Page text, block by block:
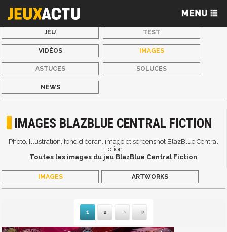
JEU TEST
VIDÉOS IMAGES
ASTUCES SOLUCES
NEWS
IMAGES BLAZBLUE CENTRAL FICTION
Photo, Illustration, fond d'écran, image et screenshot BlazBlue Central
Fiction.
Toutes les images du jeu BlazBlue Central Fiction
IMAGES ARTWORKS
1 2
Suivante
Dernière